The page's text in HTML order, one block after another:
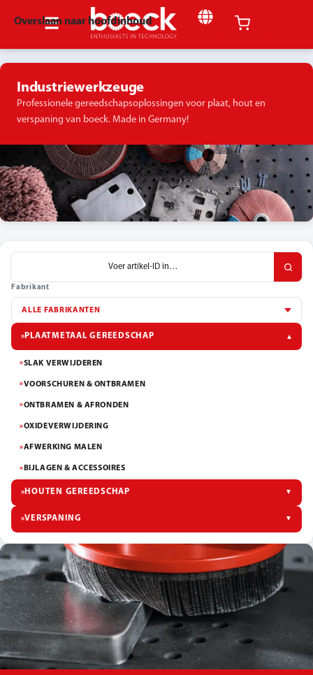
Overslaan naar hoofdinhoud
Industriewerkzeuge
Professionele gereedschapsoplossingen voor plaat, hout en
verspaning van boeck. Made in Germany!
Fabrikant
»PLAATMETAAL GEREEDSCHAP ▼
»SLAK VERWIJDEREN
»VOORSCHUREN & ONTBRAMEN
»ONTBRAMEN & AFRONDEN
»OXIDEVERWIJDERING
»AFWERKING MALEN
»BIJLAGEN & ACCESSOIRES
»HOUTEN GEREEDSCHAP ▼
»VERSPANING ▼